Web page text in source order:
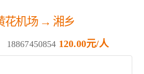
花机场 → 湘乡
18867450854 120.00元/人